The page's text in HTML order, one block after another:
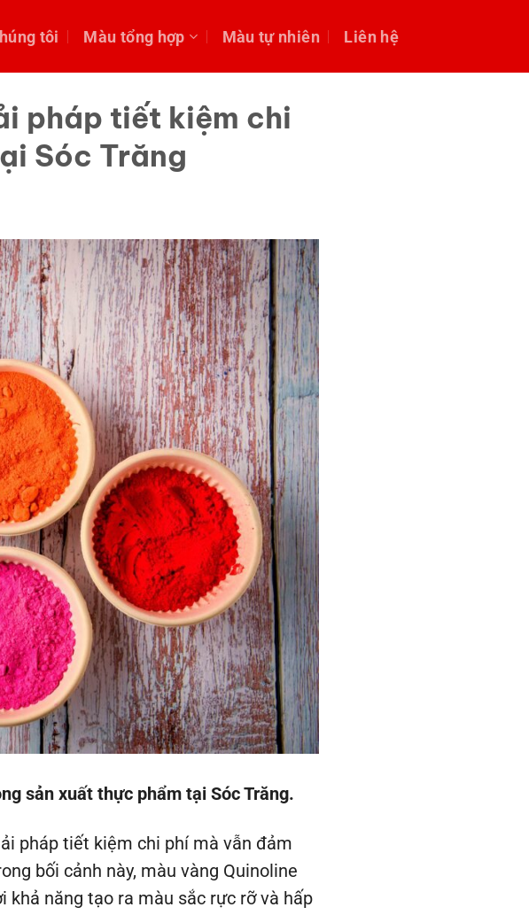
tôi Màu tổng hợp Màu tự nhiên Liên hệ
pháp tiết kiệm chi
Sóc Trăng
sản xuất thực phẩm tại Sóc Trăng.
pháp tiết kiệm chi phí mà vẫn đảm
bối cảnh này, màu vàng Quinoline
khả năng tạo ra màu sắc rực rỡ và hấp